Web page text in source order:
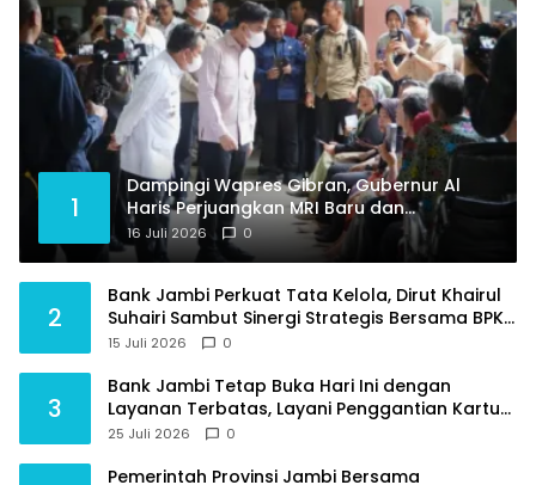
1
Dampingi Wapres Gibran, Gubernur Al
Haris Perjuangkan MRI Baru dan
Tambahan Dokter Spesialis untuk RSUD
Raden Mattaher
16 Juli 2026 0
2
Bank Jambi Perkuat Tata Kelola, Dirut Khairul
Suhairi Sambut Sinergi Strategis Bersama BPKP
Jambi
15 Juli 2026 0
3
Bank Jambi Tetap Buka Hari Ini dengan
Layanan Terbatas, Layani Penggantian Kartu
ATM dan Perubahan PIN
25 Juli 2026 0
Pemerintah Provinsi Jambi Bersama